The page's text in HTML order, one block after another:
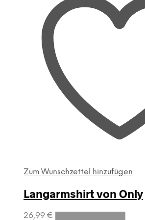
Zum Wunschzettel hinzufügen
Langarmshirt von Only
26,99 €
Dieses